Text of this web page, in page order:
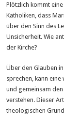
Plötzlich kommt
Katholiken, dass
über den Sinn des
Unsicherheit. Wie
der Kirche?
Über den Glauben
sprechen, kann
und gemeinsam
verstehen. Dieser
theologischen